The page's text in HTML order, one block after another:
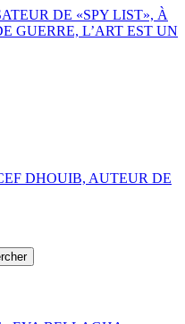
DE «SPY LIST», À
GUERRE, L’ART EST UN
DHOUIB, AUTEUR DE